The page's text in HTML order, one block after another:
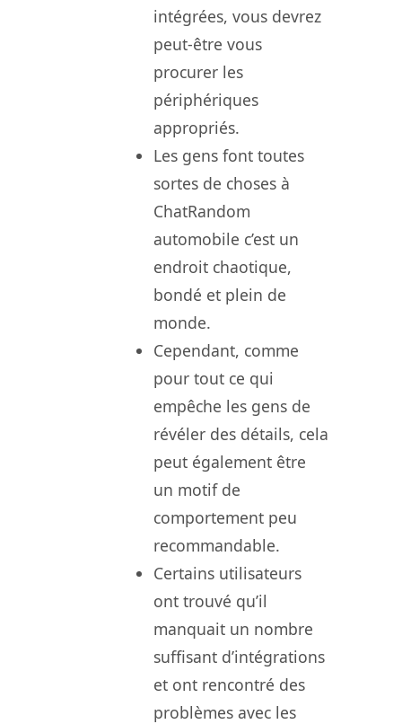
intégrées, vous devrez
peut-être vous
procurer les
périphériques
appropriés.
Les gens font toutes
sortes de choses à
ChatRandom
automobile c’est un
endroit chaotique,
bondé et plein de
monde.
Cependant, comme
pour tout ce qui
empêche les gens de
révéler des détails, cela
peut également être
un motif de
comportement peu
recommandable.
Certains utilisateurs
ont trouvé qu’il
manquait un nombre
suffisant d’intégrations
et ont rencontré des
problèmes avec les